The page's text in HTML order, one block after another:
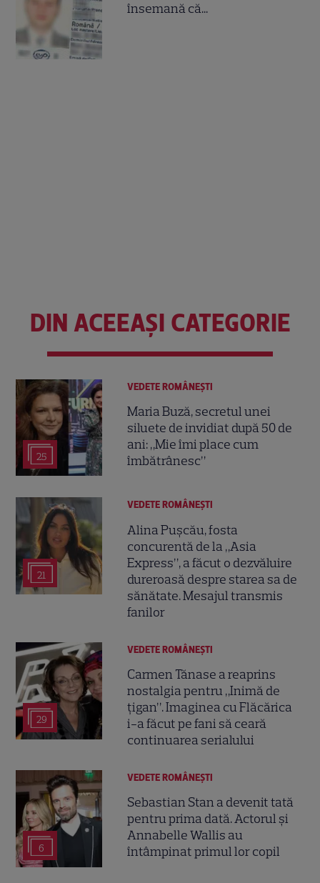
însemană că...
DIN ACEEAȘI CATEGORIE
25
VEDETE ROMÂNEŞTI
Maria Buză, secretul unei
siluete de invidiat după 50 de
ani: „Mie îmi place cum
îmbătrânesc”
21
VEDETE ROMÂNEŞTI
Alina Pușcău, fosta
concurentă de la „Asia
Express”, a făcut o dezvăluire
dureroasă despre starea sa de
sănătate. Mesajul transmis
fanilor
29
VEDETE ROMÂNEŞTI
Carmen Tănase a reaprins
nostalgia pentru „Inimă de
țigan”. Imaginea cu Flăcărica
i-a făcut pe fani să ceară
continuarea serialului
6
VEDETE ROMÂNEŞTI
Sebastian Stan a devenit tată
pentru prima dată. Actorul și
Annabelle Wallis au
întâmpinat primul lor copil